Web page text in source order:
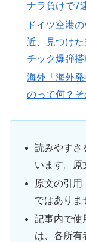
ナラ負けで7
ドイツ空港
近、見つけ
チック爆弾搭
海外「海外
のって何？そ
読みやすさ
います。原
原文の引用
ではありま
記事内で使
は、各所有